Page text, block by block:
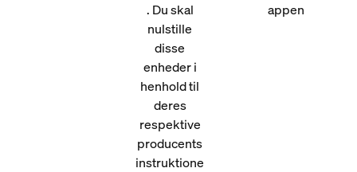
. Du skal
nulstille
disse
enheder i
henhold til
deres
respektive
producents
instruktione
appen